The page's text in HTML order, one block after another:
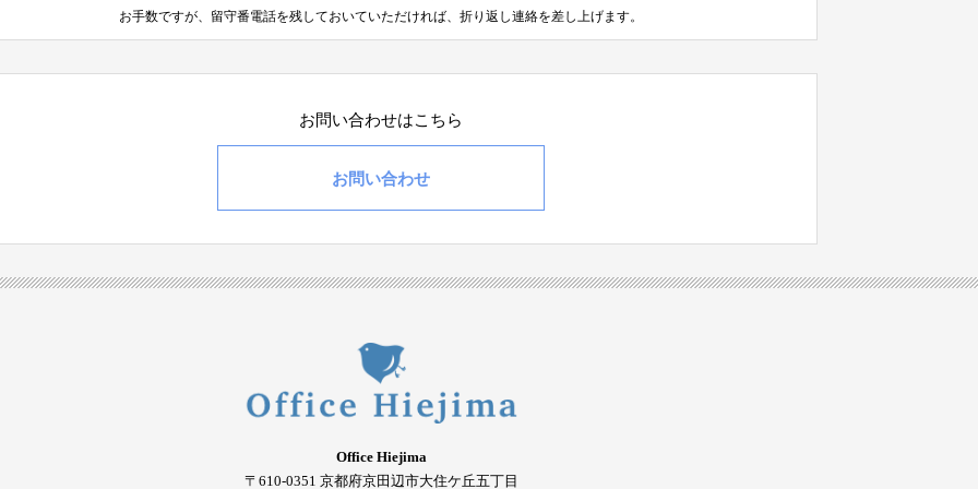
お手数ですが、留守番電話を残しておいていただければ、 折り返し連絡を差し上げます。
お問い合わせはこちら
お問い合わせ
Office Hiejima
〒610-0351 京都府京田辺市大住ケ丘五丁目